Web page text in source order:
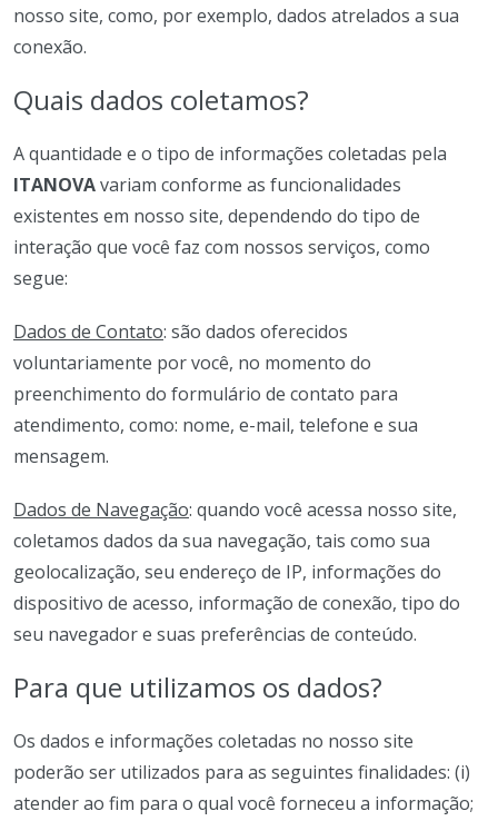
nosso site, como, por exemplo, dados atrelados a sua
conexão.
Quais dados coletamos?
A quantidade e o tipo de informações coletadas pela
ITANOVAvariam conforme as funcionalidades
existentes em nosso site, dependendo do tipo de
interação que você faz com nossos serviços, como
segue:
Dados de Contato: são dados oferecidos
voluntariamente por você, no momento do
preenchimento do formulário de contato para
atendimento, como: nome, e-mail, telefone e sua
mensagem.
Dados de Navegação: quando você acessa nosso site,
coletamos dados da sua navegação, tais como sua
geolocalização, seu endereço de IP, informações do
dispositivo de acesso, informação de conexão, tipo do
seu navegador e suas preferências de conteúdo.
Para que utilizamos os dados?
Os dados e informações coletadas no nosso site
poderão ser utilizados para as seguintes finalidades: (i)
atender ao fim para o qual você forneceu a informação;